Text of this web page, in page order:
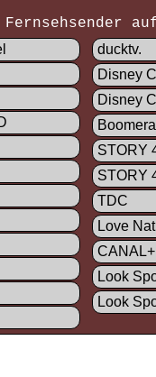
ducktv.
Disney
Disney
STORY
STORY
TDC
Love
Look
Look